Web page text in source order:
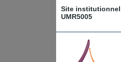
Site institutionnel
UMR5005